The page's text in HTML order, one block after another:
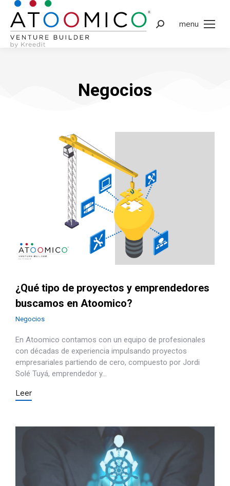
menu
Negocios
¿Qué tipo de proyectos y emprendedores
buscamos en Atoomico?
Negocios
En Atoomico contamos con un equipo de profesionales
con décadas de experiencia impulsando proyectos
empresariales partiendo de cero, compuesto por Jordi
Solé Tuyá, emprendedor y…
Leer